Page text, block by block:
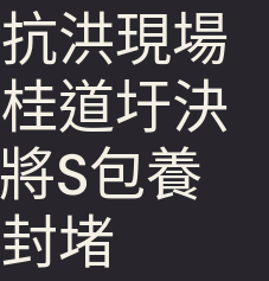
洪現場
道圩決
S包養
堵